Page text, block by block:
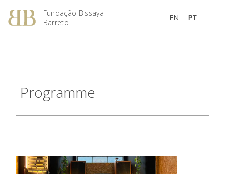
Fundação Bissaya
Barreto
EN | PT
Programme